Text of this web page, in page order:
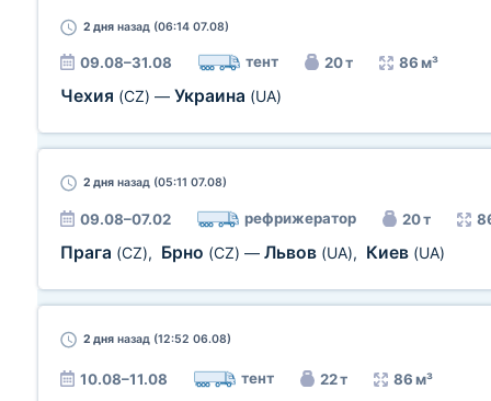
2 дня назад (06:14 07.08)
09.08–31.08 тент 20 т 86 м³
Чехия (CZ) — Украина (UA)
2 дня назад (05:11 07.08)
09.08–07.02 рефрижератор 20 т
Прага (CZ), Брно (CZ) — Львов (UA), Киев (UA)
2 дня назад (12:52 06.08)
10.08–11.08 тент 22 т 86 м³